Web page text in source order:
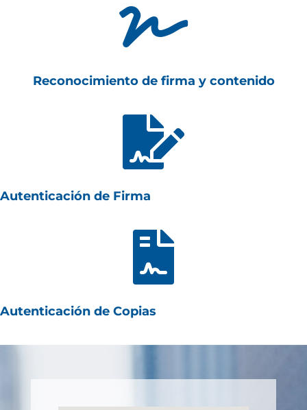

Reconocimiento de firma y contenido

Autenticación de Firma

Autenticación de Copias